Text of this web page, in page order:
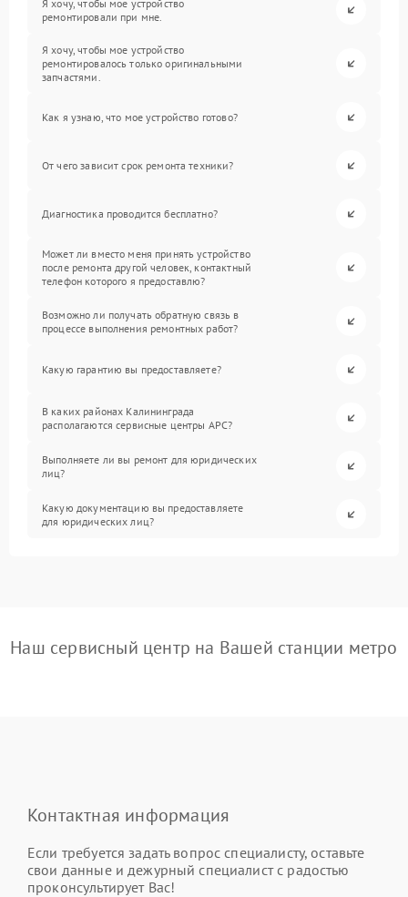
Я хочу, чтобы мое устройство
ремонтировали при мне.
Я хочу, чтобы мое устройство
ремонтировалось только оригинальными
запчастями.
Как я узнаю, что мое устройство готово?
От чего зависит срок ремонта техники?
Диагностика проводится бесплатно?
Может ли вместо меня принять устройство
после ремонта другой человек, контактный
телефон которого я предоставлю?
Возможно ли получать обратную связь в
процессе выполнения ремонтных работ?
Какую гарантию вы предоставляете?
В каких районах Калининграда
располагаются сервисные центры APC?
Выполняете ли вы ремонт для юридических
лиц?
Какую документацию вы предоставляете
для юридических лиц?
Наш сервисный центр на Вашей станции метро
Контактная информация
Если требуется задать вопрос специалисту, оставьте
свои данные и дежурный специалист с радостью
проконсультирует Вас!